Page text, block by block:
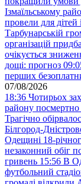
Ізмаїльському
провели для
Тарбунарській
організацій
очікується
дощі: прогноз
перших
07/08/2026
18:36 Чотирьох
району посмертно
Трагічно
Білгород-
Одещині 18-
незаконний обіг
гривень 15:56 В
футбольний